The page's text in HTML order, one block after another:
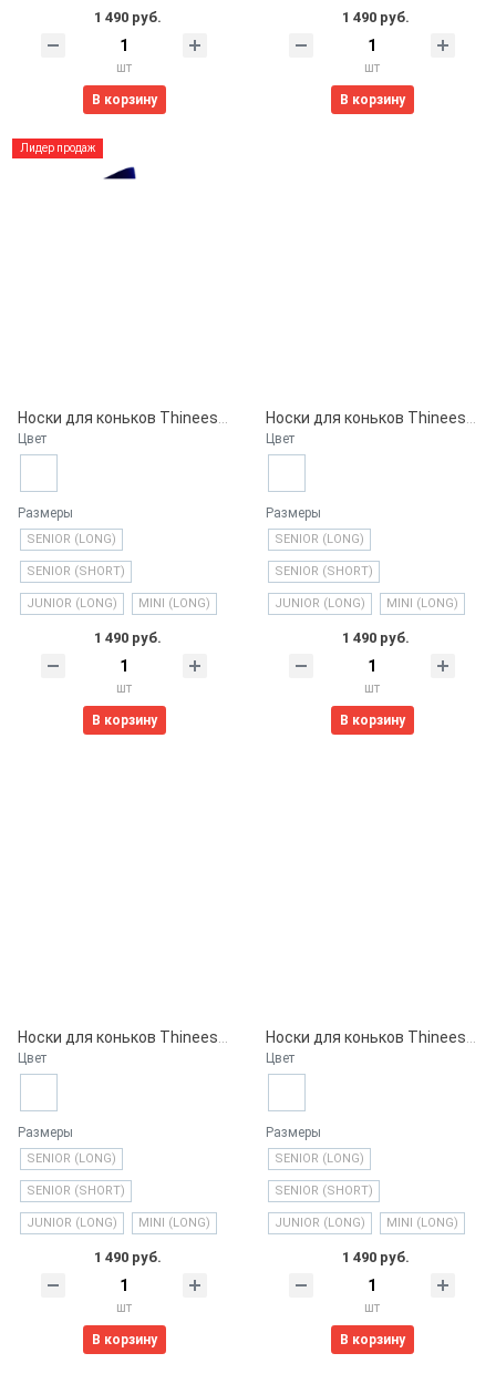
1 490 руб.
шт
В корзину
1 490 руб.
шт
В корзину
Лидер продаж
Цвет
Размеры
SENIOR (LONG)
SENIOR (SHORT)
JUNIOR (LONG) MINI (LONG)
1 490 руб.
шт
В корзину
Цвет
Размеры
SENIOR (LONG)
SENIOR (SHORT)
JUNIOR (LONG) MINI (LONG)
1 490 руб.
шт
В корзину
Носки для коньков Thinees, Fuchsia
Цвет
Размеры
SENIOR (LONG)
SENIOR (SHORT)
JUNIOR (LONG) MINI (LONG)
1 490 руб.
шт
В корзину
Носки для коньков Thinees, African Violet
Цвет
Размеры
SENIOR (LONG)
SENIOR (SHORT)
JUNIOR (LONG) MINI (LONG)
1 490 руб.
шт
В корзину